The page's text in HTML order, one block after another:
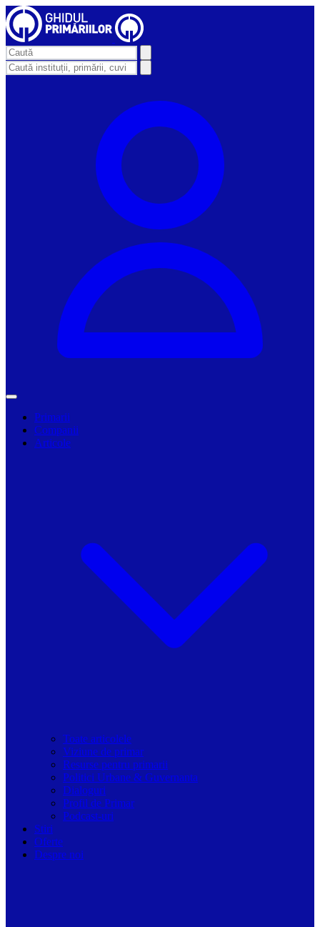
Primarii
Companii
Articole
Toate articolele
Viziune de primar
Resurse pentru primarii
Politici Urbane & Guvernanta
Dialoguri
Profil de Primar
Podcast-uri
Stiri
Oferte
Despre noi